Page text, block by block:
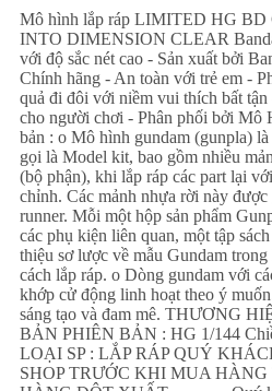
Mô hình lắp ráp LIMITED HG
INTO DIMENSION CLEAR
với độ sắc nét cao - Sản xuất bởi
Chính hãng - An toàn với trẻ em -
quả đi đôi với niềm vui thích bất
cho người chơi - Phân phối bởi Mô
bản : o Mô hình gundam (gunpla)
gọi là Model kit, bao gồm nhiều
(bộ phận), khi lắp ráp các part lại
chỉnh. Các mảnh nhựa rời này
runner. Mỗi một hộp sản phẩm
các phụ kiện liên quan, một tập
thiệu sơ lược về mẫu Gundam
cách lắp ráp. o Dòng gundam với
khớp cử động linh hoạt theo ý
sáng tạo và đam mê. THƯƠNG
BẢN PHIÊN BẢN : HG 1/144
LOẠI SP : LẮP RÁP QUÝ
SHOP TRƯỚC KHI MUA